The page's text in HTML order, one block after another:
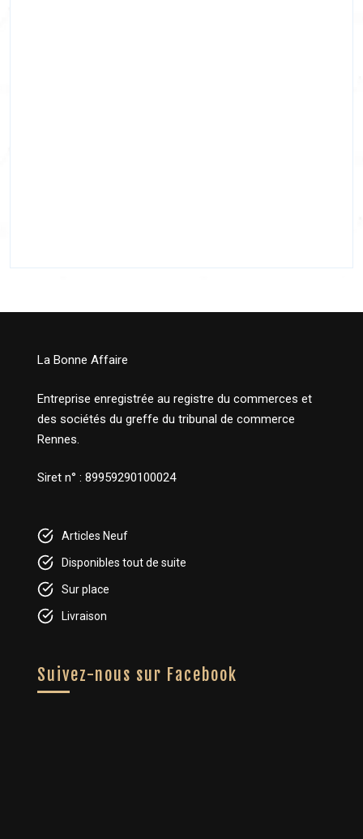
La Bonne Affaire
Entreprise enregistrée au registre du commerces et
des sociétés du greffe du tribunal de commerce
Rennes.
Siret n° : 89959290100024
Articles Neuf
Disponibles tout de suite
Sur place
Livraison
Suivez-nous sur Facebook